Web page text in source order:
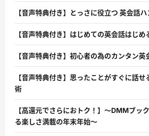
【音声特典付き】とっさに役立つ 英会話
【音声特典付き】はじめての英会話はじめ
【音声特典付き】初心者の為のカンタン英
【音声特典付き】思ったことがすぐに話
術
【高還元でさらにおトク！】〜DMMブッ
る楽しさ満載の年末年始〜